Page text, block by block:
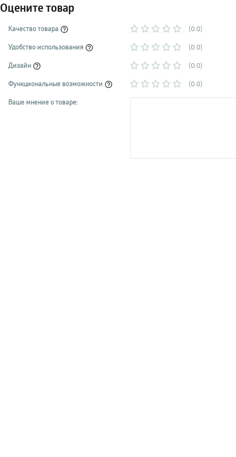
Оцените товар
Качество товара
(0.0)
Удобство использования
(0.0)
Дизайн
(0.0)
Функциональные возможности
(0.0)
Ваше мнение о товаре: